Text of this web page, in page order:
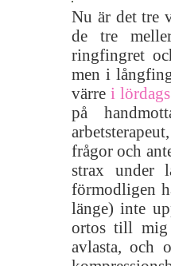
Nu är det tre
de tre
ringfingret
men i
värre i lördags
på
frågor och
strax under
förmodligen
länge) inte
ortos till mig
avlasta, och